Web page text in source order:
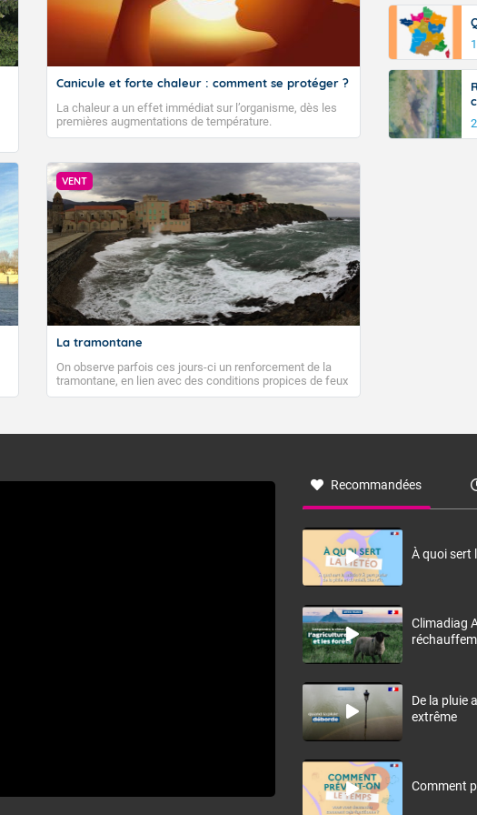
nocturnes sont plus fraiches, comptez 8 à 15 degrés en général,
le Sud-Ouest et tout de même 21 à 25 degrés sur le pourtour
et basse vallée du Rhône. L'après-midi, le mercure repart à la hausse, il
sur la moitié Nord, plus frais sur le littoral de la Manche, et souvent 30 à
sud, jusqu'à localement 35 à 39 degrés autour du bassin
Canicule et forte chaleur : comment se protéger ?
La chaleur a un effet immédiat sur l’organisme, dès les
premières augmentations de température.
VENT
La tramontane
On observe parfois ces jours-ci un renforcement de la
tramontane, en lien avec des conditions propices de feux
de forêt. Mais qu'est-ce que la tramontane ? Quelles sont
à nord-ouest, dans un secteur qui part du Roussillon à la
monts, en allusion aux régions montagneuses d’où
Recommandées
À quoi sert
Climadiag
De la pluie
extrême
Comment